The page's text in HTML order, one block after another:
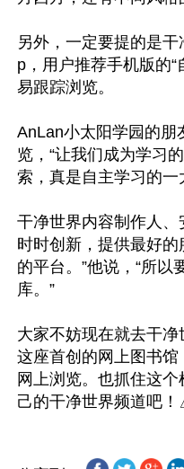
另外，一定要提的是
p，用户推荐手机版的“
易跟踪浏览。
AnLan小太阳学园的朋
览，“让我们成为学习
索，真是自主学习的一
干净世界内容制作人、
时时创新，提供最好
的平台。”他说，“所以
库。”
大家不妨现在就去干
这座首创的网上图书
网上浏览。也抓住这